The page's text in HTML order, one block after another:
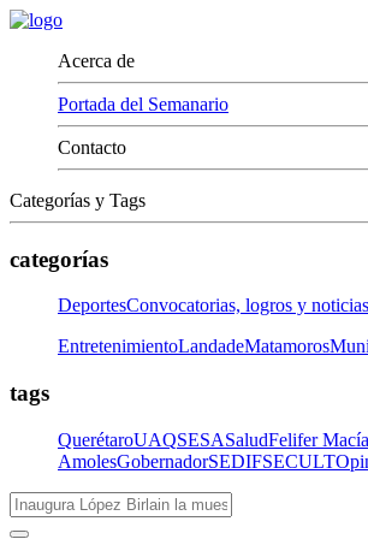
Acerca de
Portada del Semanario
Contacto
Categorías y Tags
categorías
DeportesConvocatorias, logros y
EntretenimientoLandadeMatamoros
tags
QuerétaroUAQSESASaludFelifer
AmolesGobernadorSEDIFSECULT